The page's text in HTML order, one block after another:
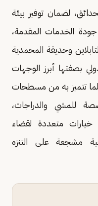
لضمان توفير بيئة
الخدمات المقدمة،
وحديقة المحمدية
بصفتها أبرز الوجهات
لما تتميز به من مسطحات
للمشي والدراجات،
خيارات متعددة لقضاء
مشجعة على التنزه